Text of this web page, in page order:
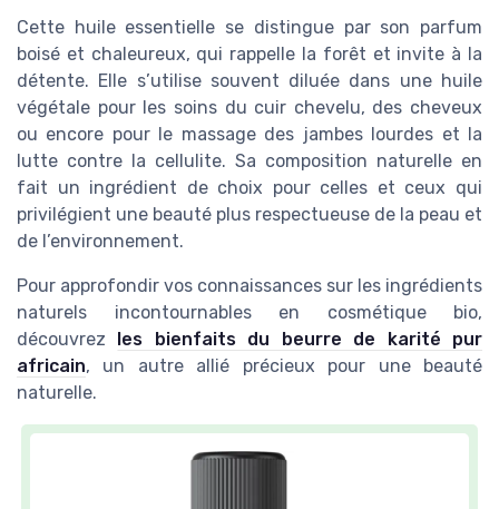
Cette huile essentielle se distingue par son parfum
boisé et chaleureux, qui rappelle la forêt et invite à la
détente. Elle s’utilise souvent diluée dans une huile
végétale pour les soins du cuir chevelu, des cheveux
ou encore pour le massage des jambes lourdes et la
lutte contre la cellulite. Sa composition naturelle en
fait un ingrédient de choix pour celles et ceux qui
privilégient une beauté plus respectueuse de la peau et
de l’environnement.
Pour approfondir vos connaissances sur les ingrédients
naturels incontournables en cosmétique bio,
découvrez
les bienfaits du beurre de karité pur
africain, un autre allié précieux pour une beauté
naturelle.